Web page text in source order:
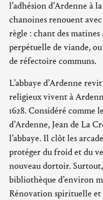
l’adhésion d’Ardenne à
chanoines renouent
règle : chant des
perpétuelle de viande,
de réfectoire communs.
L’abbaye d’Ardenne
religieux vivent à
1628. Considéré comme
d’Ardenne, Jean de La
l’abbaye. Il clôt les
protéger du froid et du
nouveau dortoir.
bibliothèque d’environ
Rénovation spirituelle